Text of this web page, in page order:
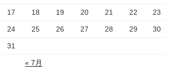
17 18 19 20 21 22 23
24 25 26 27 28 29 30
31
« 7月